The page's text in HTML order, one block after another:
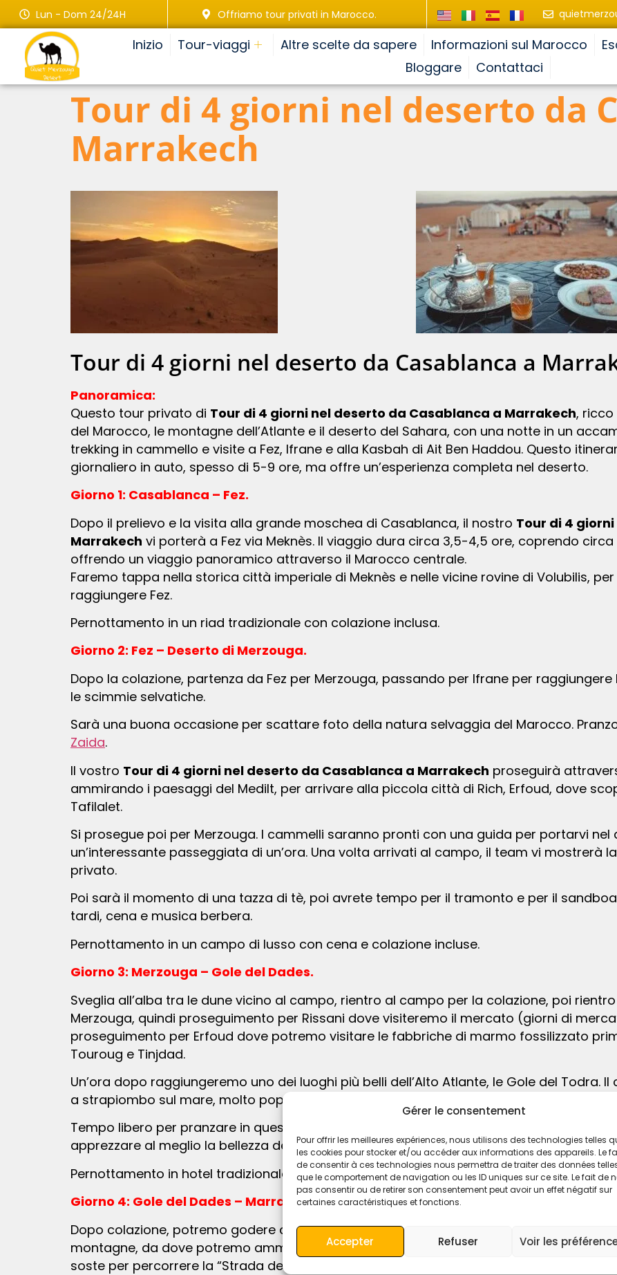
Gérer le consentement
Pour offrir les meilleures expériences, nous utilisons des technologies telles
les cookies pour stocker et/ou accéder aux informations des appareils. Le
de consentir à ces technologies nous permettra de traiter des données
que le comportement de navigation ou les ID uniques sur ce site. Le fait de
pas consentir ou de retirer son consentement peut avoir un effet négatif sur
certaines caractéristiques et fonctions.
Accepter Refuser Voir les
Lun - Dom 24/24H Offriamo tour privati in Marocco.
Inizio Tour-viaggi Altre scelte da sapere Informazioni sul Marocco
Bloggare
Contattaci
Tour di 4 giorni nel deserto da
Marrakech
Tour di 4 giorni nel deserto da Casablanca a
Panoramica:
Questo tour privato di Tour di 4 giorni nel deserto da Casablanca a Marrakech,
del Marocco, le montagne dell’Atlante e il deserto del Sahara, con una notte in un
trekking in cammello e visite a Fez, Ifrane e alla Kasbah di Ait Ben Haddou. Questo
giornaliero in auto, spesso di 5-9 ore, ma offre un’esperienza completa nel deserto.
Giorno 1: Casablanca – Fez.
Dopo il prelievo e la visita alla grande moschea di Casablanca, il nostro Tour di 4
Marrakech vi porterà a Fez via Meknès. Il viaggio dura circa 3,5-4,5 ore, coprendo
offrendo un viaggio panoramico attraverso il Marocco centrale.
Faremo tappa nella storica città imperiale di Meknès e nelle vicine rovine di Volubilis,
raggiungere Fez.
Pernottamento in un riad tradizionale con colazione inclusa.
Giorno 2: Fez – Deserto di Merzouga.
Dopo la colazione, partenza da Fez per Merzouga, passando per Ifrane per raggiungere le foreste di cedri di Azrou, dove vivono
le scimmie selvatiche.
Sarà una buona occasione per scattare foto della natura selvaggia del Marocco.
Zaida.
Il vostro Tour di 4 giorni nel deserto da Casablanca a Marrakech proseguirà
ammirando i paesaggi del Medilt, per arrivare alla piccola città di Rich, Erfoud, dove
Tafilalet.
Si prosegue poi per Merzouga. I cammelli saranno pronti con una guida per portarvi nel deserto di Erg Chebbi, per
un’interessante passeggiata di un’ora. Una volta arrivati al campo, il team vi mostrerà
privato.
Poi sarà il momento di una tazza di tè, poi avrete tempo per il tramonto e per il sandboarding sulle dune vicino al campo. Più
tardi, cena e musica berbera.
Pernottamento in un campo di lusso con cena e colazione incluse.
Giorno 3: Merzouga – Gole del Dades.
Sveglia all’alba tra le dune vicino al campo, rientro al campo per la colazione, poi rientro a dorso di cammello al villaggio di
Merzouga, quindi proseguimento per Rissani dove visiteremo il mercato (giorni di
proseguimento per Erfoud dove potremo visitare le fabbriche di marmo fossilizzato
Touroug e Tinjdad.
Un’ora dopo raggiungeremo uno dei luoghi più belli dell’Alto Atlante, le Gole del Todra. Il corso del fiume ha scavato un canyon
a strapiombo sul mare, molto popolare tra gli scalatori per la sua bellezza e le alte
Tempo libero per pranzare in questo luogo meraviglioso. Una breve passeggiata attraverso le gole è altamente consigliata per
apprezzare al meglio la bellezza del paesaggio. Nel pomeriggio proseguimento per
Pernottamento in hotel tradizionale con cena e colazione incluse.
Giorno 4: Gole del Dades – Marrakech.
Dopo colazione, potremo godere di uno dei migliori panorami della valle del Dades da un punto panoramico strategico sulle
montagne, da dove potremo ammirare il gran numero di kasbah e le caratteristiche
soste per percorrere la “Strada delle mille kasbah”.